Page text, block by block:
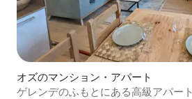
オズのマンション・アパート
ゲレンデのふもとにある高級アパート